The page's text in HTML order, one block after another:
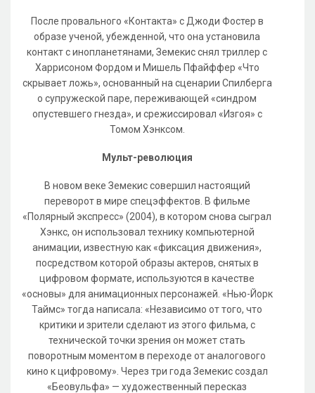
После провального «Контакта» с Джоди Фостер в
образе ученой, убежденной, что она установила
контакт с инопланетянами, Земекис снял триллер с
Харрисоном Фордом и Мишель Пфайффер «Что
скрывает ложь», основанный на сценарии Спилберга
о супружеской паре, переживающей «синдром
опустевшего гнезда», и срежиссировал «Изгоя» с
Томом Хэнксом.
Мульт-революция
В новом веке Земекис совершил настоящий
переворот в мире спецэффектов. В фильме
«Полярный экспресс» (2004), в котором снова сыграл
Хэнкс, он использовал технику компьютерной
анимации, известную как «фиксация движения»,
посредством которой образы актеров, снятых в
цифровом формате, используются в качестве
«основы» для анимационных персонажей. «Нью-Йорк
Таймс» тогда написала: «Независимо от того, что
критики и зрители сделают из этого фильма, с
технической точки зрения он может стать
поворотным моментом в переходе от аналогового
кино к цифровому». Через три года Земекис создал
«Беовульфа» — художественный пересказ